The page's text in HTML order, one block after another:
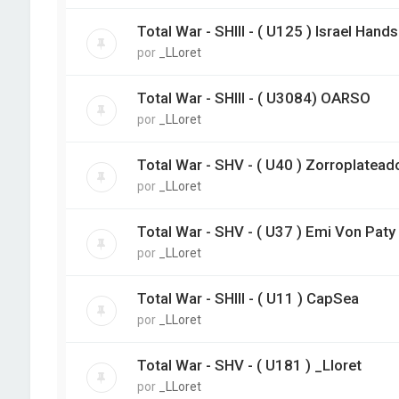
Total War - SHIII - ( U125 ) Israel Hands
por _LLoret
Total War - SHIII - ( U3084) OARSO
por _LLoret
Total War - SHV - ( U40 )
por _LLoret
Total War - SHV - ( U37 ) Emi Von Paty
por _LLoret
Total War - SHIII - ( U11 ) CapSea
por _LLoret
Total War - SHV - ( U181 ) _Lloret
por _LLoret